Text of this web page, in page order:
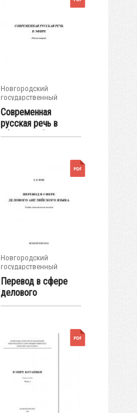
Новгородский
государственный
университет им. Яр....
Современная
русская речь в
эфире : рабочая...
Новгородский
государственный
университет им. Яр....
Перевод в сфере
делового
английского языка :...